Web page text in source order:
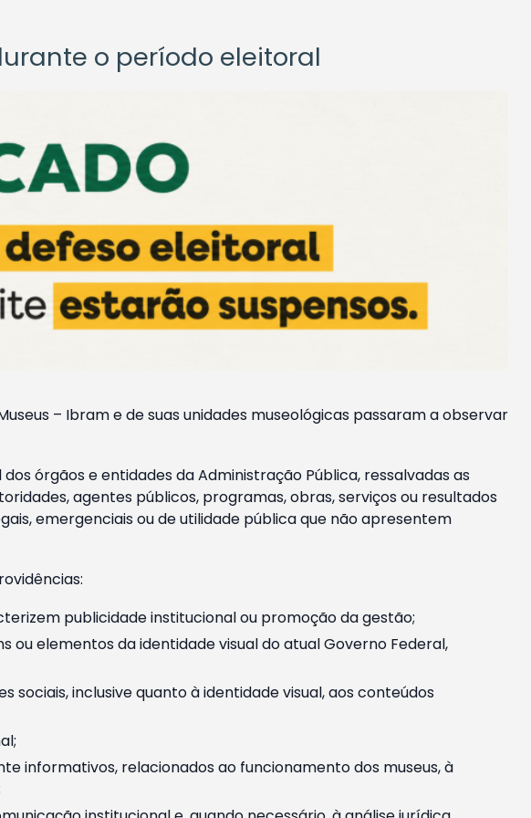
o período eleitoral
– Ibram e de suas unidades museológicas passaram a observar
órgãos e entidades da Administração Pública, ressalvadas as
agentes públicos, programas, obras, serviços ou resultados
emergenciais ou de utilidade pública que não apresentem
publicidade institucional ou promoção da gestão;
elementos da identidade visual do atual Governo Federal,
sociais, inclusive quanto à identidade visual, aos conteúdos
informativos, relacionados ao funcionamento dos museus, à